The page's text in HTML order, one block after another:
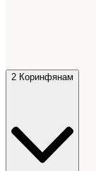
2 Коринфянам